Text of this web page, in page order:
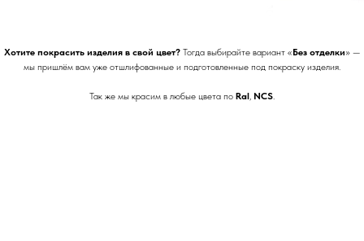
Хотите покрасить изделия в свой цвет? Тогда выбирайте вариант «Без отделки» —
мы пришлём вам уже отшлифованные и подготовленные под покраску изделия.
Так же мы красим в любые цвета по Ral NCS